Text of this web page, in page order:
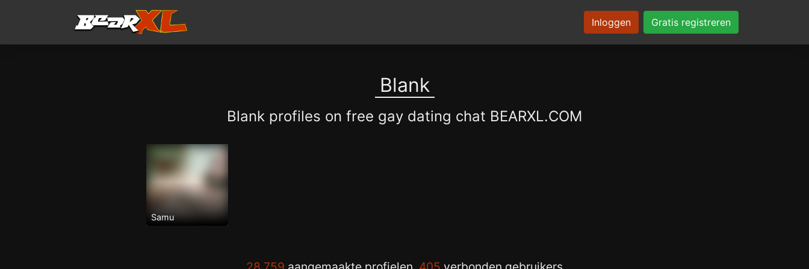
Inloggen Gratis registreren
Blank
Blank profiles on free gay dating chat BEARXL.COM
Samu